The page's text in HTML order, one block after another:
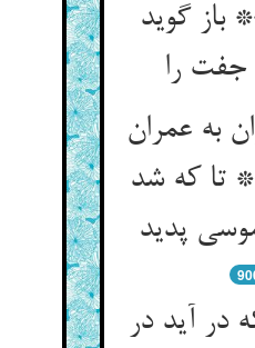
باز گوید
جفت را
به عمران
تا که شد
پدید
در آید در